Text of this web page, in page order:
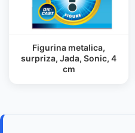
Figurina metalica,
surpriza, Jada, Sonic, 4
cm